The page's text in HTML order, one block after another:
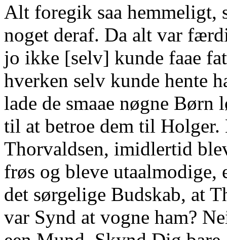
Alt foregik saa hemmeligt,
noget deraf. Da alt var
jo ikke [selv] kunde faae
hverken selv kunde hente
lade de smaae nøgne Børn
til at betroe dem til
Thorvaldsen, imidlertid
frøs og bleve
det sørgelige Budskab, at
var Synd at vogne ham?